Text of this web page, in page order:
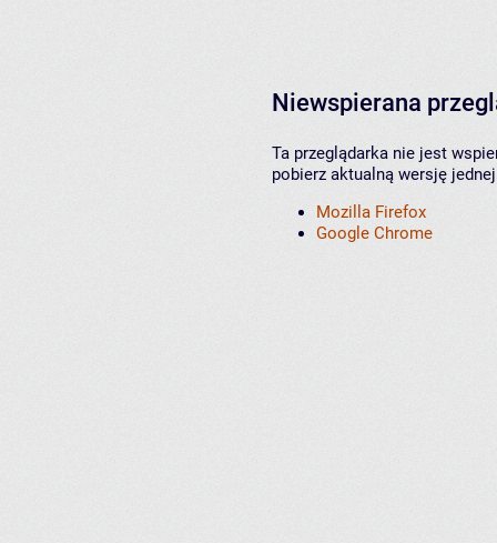
Niewspierana
Ta przeglądarka nie jest
pobierz aktualną wersję
Mozilla Firefox
Google Chrome